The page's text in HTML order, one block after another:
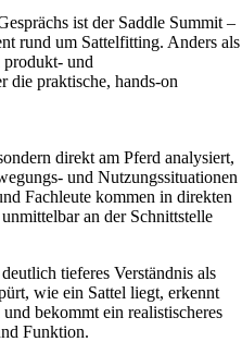
ist der Saddle Summit –
rund um Sattelfitting. Anders als
produkt- und
die praktische, hands-on
direkt am Pferd analysiert,
und Nutzungssituationen
Fachleute kommen in direkten
an der Schnittstelle
tieferes Verständnis als
wie ein Sattel liegt, erkennt
bekommt ein realistischeres
Funktion.